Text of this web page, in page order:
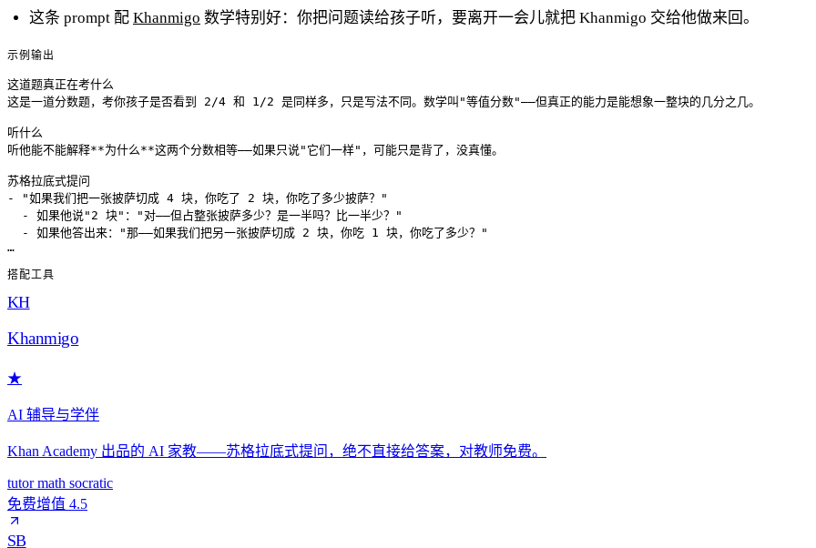
这条 prompt 配 Khanmigo 数学特别好：你把问题读给孩子听，要离开一会儿就把 Khanmigo 交给他做来回。
示例输出
这道题真正在考什么
这是一道分数题，考你孩子是否看到 2/4 和 1/2 是同样多，只是写法不同。数学叫"等值分数"——但真正的能力是能想象一整块的几分之几。
听什么
听他能不能解释**为什么**这两个分数相等——如果只说"它们一样"，可能只是背了，没真懂。
苏格拉底式提问
- "如果我们把一张披萨切成 4 块，你吃了 2 块，你吃了多少披萨？"
  - 如果他说"2 块"："对——但占整张披萨多少？是一半吗？比一半少？"
  - 如果他答出来："那——如果我们把另一张披萨切成 2 块，你吃 1 块，你吃了多少？"
搭配工具
KH
Khanmigo
★
AI 辅导与学伴
Khan Academy 出品的 AI 家教——苏格拉底式提问，绝不直接给答案，对教师免费。
tutormath socratic
免费增值 4.5
SB